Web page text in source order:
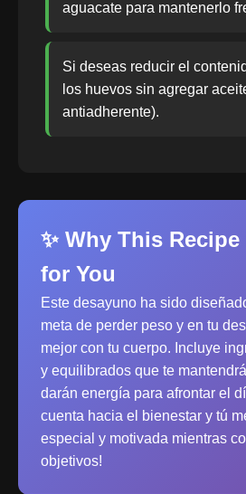
aguacate para mantenerlo
Si deseas reducir el
los huevos sin agregar
antiadherente).
✨ Why This
for You
Este desayuno ha sido
meta de perder peso y en tu
mejor con tu cuerpo. Incluye
y equilibrados que te
darán energía para afrontar el
cuenta hacia el bienestar y tú
especial y motivada mientras
objetivos!